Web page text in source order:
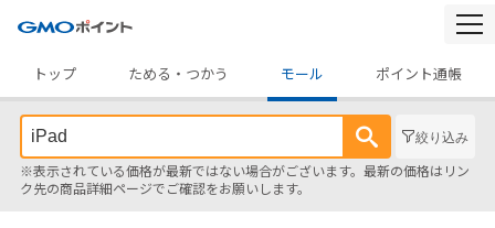
トップ
ためる・つかう モール ポイント通帳
絞り込み
※表示されている価格が最新ではない場合がございます。最新の価格はリン
ク先の商品詳細ページでご確認をお願いします。